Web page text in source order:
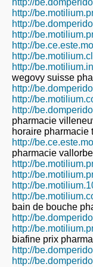
http://
http://
http://
http://
http://
http://
wegovy suisse
http://
http://
http://
pharmacie
horaire pharmacie
http://
pharmacie
http://
http://
http://
http://
bain de bouche
http://
http://
biafine prix
http://
http://